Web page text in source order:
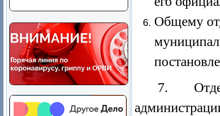
Общему
7.